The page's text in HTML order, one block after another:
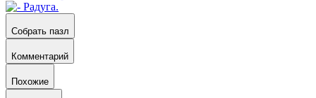
Собрать пазл
Комментарий
Похожие